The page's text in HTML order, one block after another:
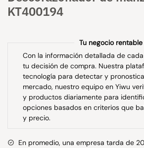
KT400194
Tu negocio rentable
Con la información detallada de
tu decisión de compra. Nuestra
tecnología para detectar y
mercado, nuestro equipo en Yiwu
y productos diariamente para
opciones basados en criterios que
y precio.
En promedio, una empresa tarda de